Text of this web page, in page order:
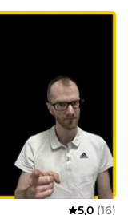
5,0 (16)